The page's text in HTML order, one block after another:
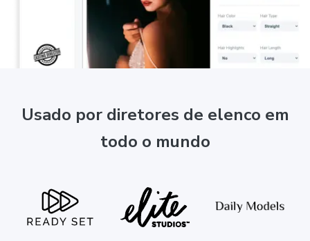
Usado por diretores de elenco em
todo o mundo